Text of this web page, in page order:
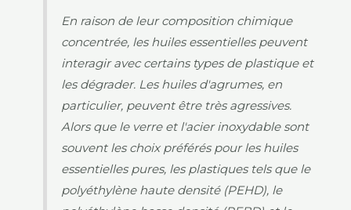
En raison de leur composition chimique
concentrée, les huiles essentielles peuvent
interagir avec certains types de plastique et
les dégrader. Les huiles d'agrumes, en
particulier, peuvent être très agressives.
Alors que le verre et l'acier inoxydable sont
souvent les choix préférés pour les huiles
essentielles pures, les plastiques tels que le
polyéthylène haute densité (PEHD), le